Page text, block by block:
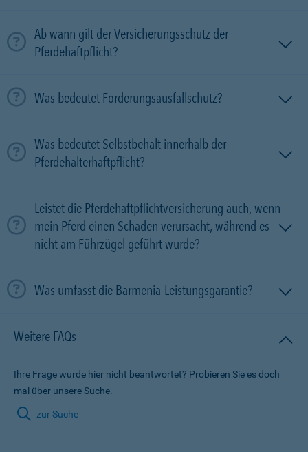
Ab wann gilt der Versicherungsschutz der
Pferdehaftpflicht?
Was bedeutet Forderungsausfallschutz?
Was bedeutet Selbstbehalt innerhalb der
Pferdehalterhaftpflicht?
Leistet die Pferdehaftpflichtversicherung auch, wenn
mein Pferd einen Schaden verursacht, während es
nicht am Führzügel geführt wurde?
Was umfasst die Barmenia-Leistungsgarantie?
Weitere FAQs
Ihre Frage wurde hier nicht beantwortet? Probieren Sie es doch
mal über unsere Suche.
zur Suche